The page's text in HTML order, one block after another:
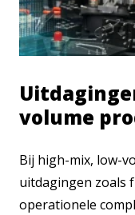
volume
Bij high-mix, low-
uitdagingen zoals
operationele